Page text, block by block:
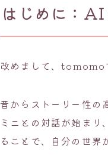
はじめに：
改めまして、tomomo
昔からストーリー性の
ミニとの対話が始ま
ることで、自分の世界